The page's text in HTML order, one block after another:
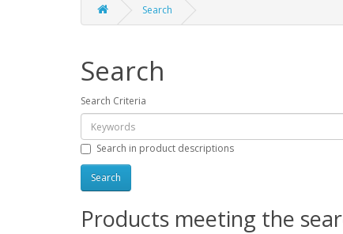
Search
Search
Search Criteria
Search in product descriptions
Products meeting the